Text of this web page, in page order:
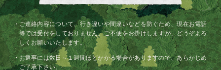
ご連絡内容について、行き違いや間違いなどを防ぐため、現在お電話
等では受付をしておりません。ご不便をお掛けしますが、どうぞよろ
しくお願いいたします。
お返事には数日～１週間ほどかかる場合がありますので、あらかじめ
ご了承下さい。